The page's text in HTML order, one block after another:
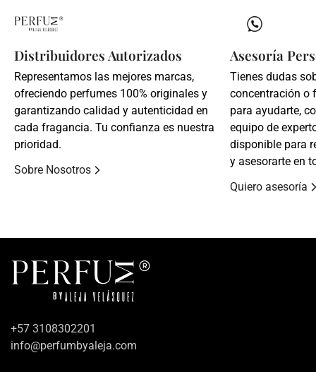
Distribuidores Autorizados
Representamos las mejores marcas,
ofreciendo perfumes 100% originales y
garantizando calidad y autenticidad en
cada fragancia. Tu confianza es nuestra
prioridad.
Sobre Nosotros
Asesoría
Tienes dudas
concentración o
para ayudarte,
equipo de
disponible para
y asesorarte en
Quiero asesoría
+57 3108302201
info@perfumbyaleja.com